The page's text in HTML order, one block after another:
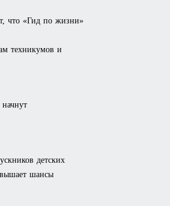
что «Гид по жизни»
техникумов и
детских
шансы